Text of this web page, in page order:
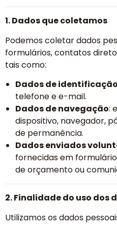
1. Dados que coletamos
Podemos coletar dados
formulários, contatos
tais como:
Dados de identificação
telefone e e-mail.
Dados de navegação:
dispositivo, navegador,
de permanência.
Dados enviados
fornecidas em
de orçamento ou
2. Finalidade do uso dos
Utilizamos os dados